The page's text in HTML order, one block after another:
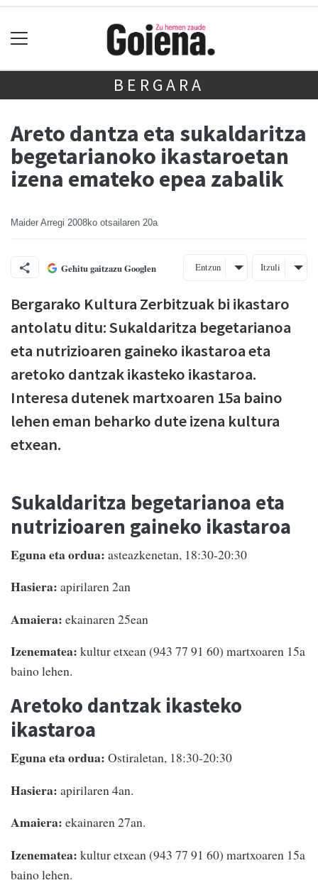
BERGARA
Areto dantza eta sukaldaritza
begetarianoko ikastaroetan
izena emateko epea zabalik
Maider Arregi 2008ko otsailaren 20a
Gehitu gaitzazu Googlen Entzun Itzuli
Bergarako Kultura Zerbitzuak bi ikastaro
antolatu ditu: Sukaldaritza begetarianoa
eta nutrizioaren gaineko ikastaroa eta
aretoko dantzak ikasteko ikastaroa.
Interesa dutenek martxoaren 15a baino
lehen eman beharko dute izena kultura
etxean.
Sukaldaritza begetarianoa eta
nutrizioaren gaineko ikastaroa
Eguna eta ordua: asteazkenetan, 18:30-20:30
Hasiera: apirilaren 2an
Amaiera: ekainaren 25ean
Izenematea: kultur etxean (943 77 91 60) martxoaren 15a
baino lehen.
Aretoko dantzak ikasteko
ikastaroa
Eguna eta ordua: Ostiraletan, 18:30-20:30
Hasiera: apirilaren 4an.
Amaiera: ekainaren 27an.
Izenematea: kultur etxean (943 77 91 60) martxoaren 15a
baino lehen.